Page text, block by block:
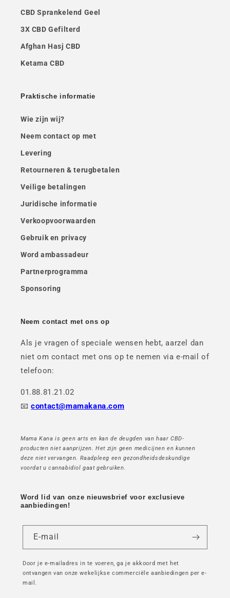
CBD Sprankelend Geel
3X CBD Gefilterd
Afghan Hasj CBD
Ketama CBD
Praktische informatie
Wie zijn wij?
Neem contact op met
Levering
Retourneren & terugbetalen
Veilige betalingen
Juridische informatie
Verkoopvoorwaarden
Gebruik en privacy
Word ambassadeur
Partnerprogramma
Sponsoring
Neem contact met ons op
Als je vragen of speciale wensen hebt, aarzel dan
niet om contact met ons op te nemen via e-mail of
telefoon:
01.88.81.21.02
📧contact@mamakana.com
Mama Kana is geen arts en kan de deugden van haar CBD-
producten niet aanprijzen. Het zijn geen medicijnen en kunnen
deze niet vervangen. Raadpleeg een gezondheidsdeskundige
voordat u cannabidiol gaat gebruiken.
Word lid van onze nieuwsbrief voor exclusieve
aanbiedingen!
E-mail
Door je e-mailadres in te voeren, ga je akkoord met het
ontvangen van onze wekelijkse commerciële aanbiedingen per e-
mail.